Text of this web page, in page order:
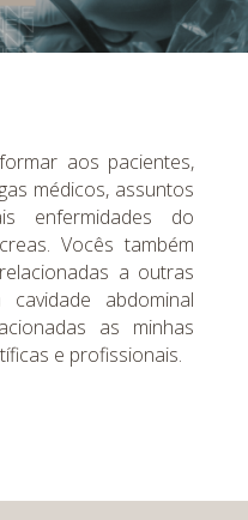
aos pacientes,
médicos, assuntos
enfermidades do
Vocês também
a outras
abdominal
as minhas
e profissionais.